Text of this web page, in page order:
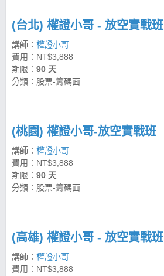
(台北) 權證小哥 - 放空實戰班
講師： 權證小哥
費用：NT$3,888
期限： 90 天
分類：股票-籌碼面
(桃園) 權證小哥-放空實戰班
講師： 權證小哥
費用：NT$3,888
期限： 90 天
分類：股票-籌碼面
(高雄) 權證小哥 - 放空實戰班
講師： 權證小哥
費用：NT$3,888